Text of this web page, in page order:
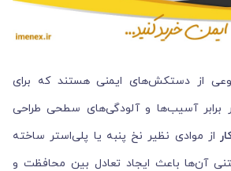
از دستکش‌های ایمنی هستند که برای
آسیب‌ها و آلودگی‌های سطحی طراحی
از موادی نظیر نخ پنبه یا پلی‌استر ساخته
آن‌ها باعث ایجاد تعادل بین محافظت و